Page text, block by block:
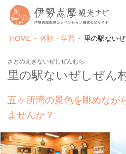
HOME 体験・学習 里の駅ない
さとのえきないぜしぜんむら
里の駅ないぜしぜん
五ヶ所湾の景色を眺めなが
ませんか？